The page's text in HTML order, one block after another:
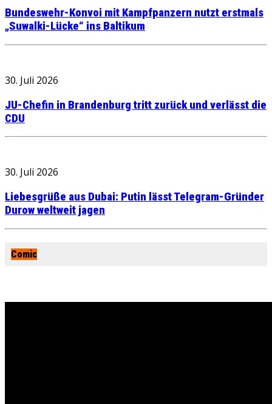
Bundeswehr-Konvoi mit Kampfpanzern nutzt erstmals
„Suwalki-Lücke“ ins Baltikum
30. Juli 2026
JU-Chefin in Brandenburg tritt zurück und verlässt die
CDU
30. Juli 2026
Liebesgrüße aus Dubai: Putin lässt Telegram-Gründer
Durow weltweit jagen
Comic